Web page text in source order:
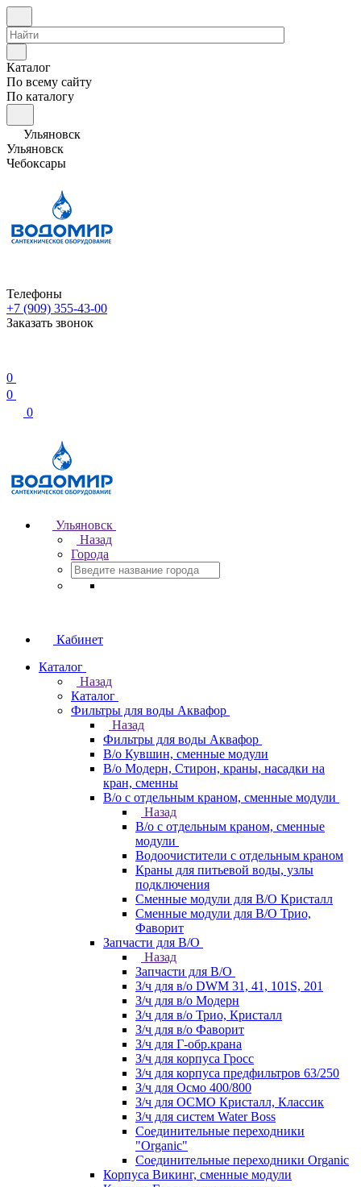
Каталог
По всему сайту
По каталогу
Ульяновск
Ульяновск
Чебоксары
Телефоны
+7 (909) 355-43-00
Заказать звонок
0
0
0
Ульяновск
Назад
Города
Кабинет
Каталог
Назад
Каталог
Фильтры для воды Аквафор
Назад
Фильтры для воды Аквафор
В/о Кувшин, сменные модули
В/о Модерн, Стирон, краны, насадки на
кран, сменны
В/о с отдельным краном, сменные модули
Назад
В/о с отдельным краном, сменные
модули
Водоочистители с отдельным краном
Краны для питьевой воды, узлы
подключения
Сменные модули для В/О Кристалл
Сменные модули для В/О Трио,
Фаворит
Запчасти для В/О
Назад
Запчасти для В/О
З/ч для в/о DWM 31, 41, 101S, 201
З/ч для в/о Модерн
З/ч для в/о Трио, Кристалл
З/ч для в/о Фаворит
З/ч для Г-обр.крана
З/ч для корпуса Гросс
З/ч для корпуса предфильтров 63/250
З/ч для Осмо 400/800
З/ч для ОСМО Кристалл, Классик
З/ч для систем Water Boss
Соединительные переходники
"Organic"
Соединительные переходники Organic
Корпуса Викинг, сменные модули